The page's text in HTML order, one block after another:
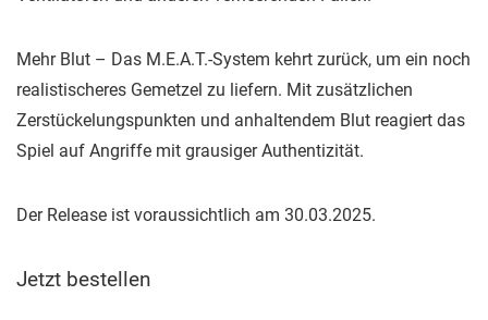
Mehr Blut – Das M.E.A.T.-System kehrt zurück, um ein noch
realistischeres Gemetzel zu liefern. Mit zusätzlichen
Zerstückelungspunkten und anhaltendem Blut reagiert das
Spiel auf Angriffe mit grausiger Authentizität.
Der Release ist voraussichtlich am 30.03.2025.
Jetzt bestellen